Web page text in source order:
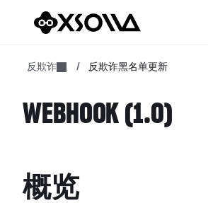
反欺诈 / 反欺诈黑名单更新
WEBHOOK (1.0)
概览